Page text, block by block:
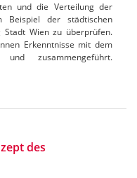
und die Verteilung der
Beispiel der städtischen
Stadt Wien zu überprüfen.
Erkenntnisse mit dem
zusammengeführt.
des